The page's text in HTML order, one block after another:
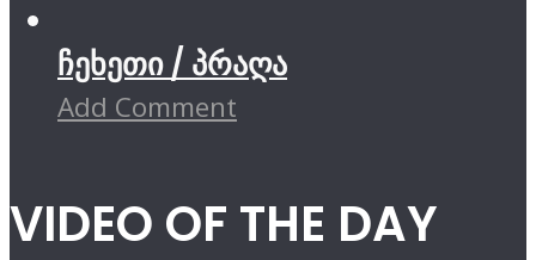
ჩეხეთი / პრაღა
Add Comment
VIDEO OF THE DAY